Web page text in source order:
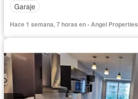
Garaje
Hace 1 semana, 7 horas en - Angel Properties